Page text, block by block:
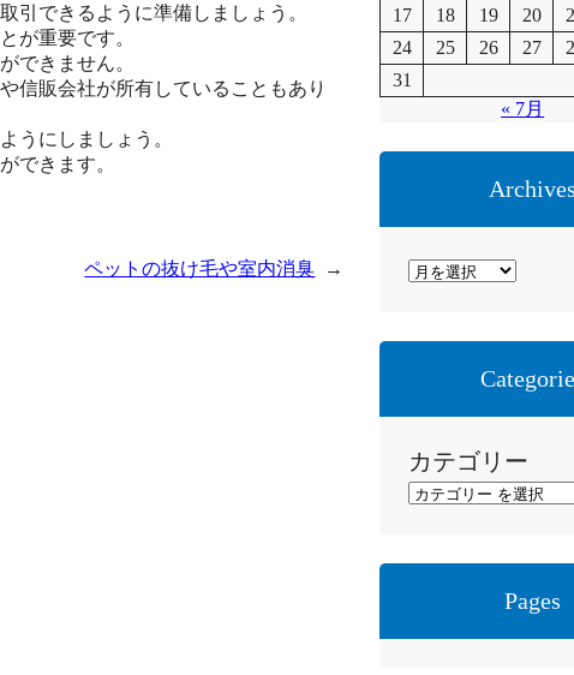
引できるように準備しましょう。
が重要です。
できません。
信販会社が所有していることもあり
うにしましょう。
できます。
ペットの抜け毛や室内消臭 →
17
18 19 20
24
25 26 27
31
« 7月
ア
カ
カテゴリー
Pages